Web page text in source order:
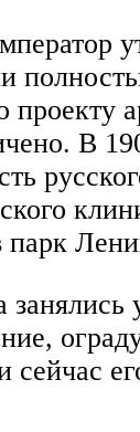
проекту
В
сейчас